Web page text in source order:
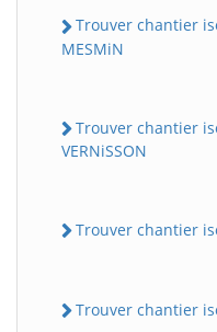
Trouver chantier
MESMiN
Trouver chantier
VERNiSSON
Trouver chantier
Trouver chantier